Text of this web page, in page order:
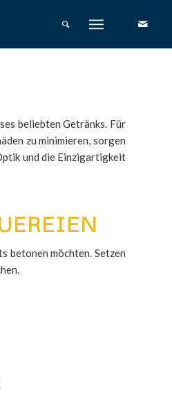
beliebten Getränks. Für
zu minimieren, sorgen
und die Einzigartigkeit
betonen möchten. Setzen